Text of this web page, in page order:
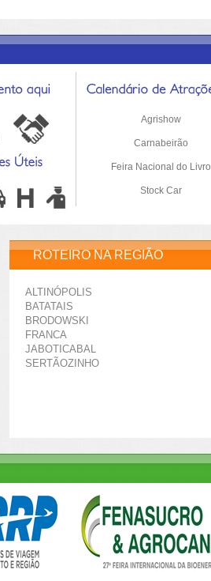
Agrishow
Carnabeirão
Feira Nacional do Livro
Stock Car
ROTEIRO NA REGIÃO
ALTINÓPOLIS
BATATAIS
BRODOWSKI
FRANCA
JABOTICABAL
SERTÃOZINHO